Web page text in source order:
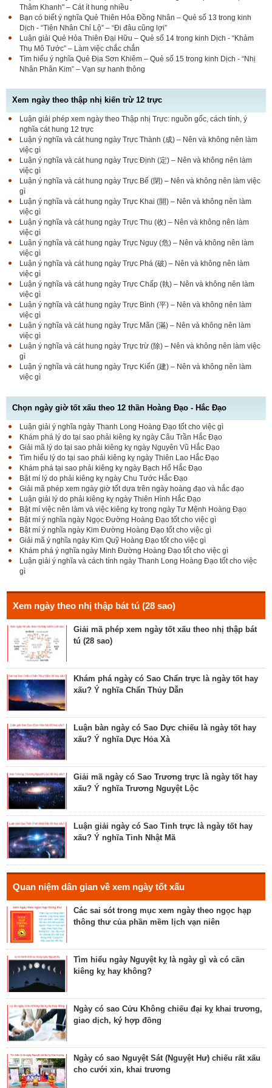
Thâm Khanh" – Cát ít hung nhiều
Bạn có biết ý nghĩa Quẻ Thiên Hỏa Đồng Nhân – Quẻ số 13 trong kinh
Dịch - “Tiên Nhân Chỉ Lộ” – “Đi đâu cũng lợi”
Luận giải Quẻ Hỏa Thiên Đại Hữu – Quẻ số 14 trong kinh Dịch - “Khảm
Thụ Mô Tước” – Làm việc chắc chắn
Tìm hiểu ý nghĩa Quẻ Địa Sơn Khiêm – Quẻ số 15 trong kinh Dịch - “Nhị
Nhân Phân Kim” – Vạn sự hanh thông
Xem ngày theo thập nhị kiến trừ 12 trực
Luận giải phép xem ngày theo Thập nhị Trực: nguồn gốc, cách tính, ý
nghĩa cát hung 12 trực
Luận ý nghĩa và cát hung ngày Trực Thành (成) – Nên và không nên làm
việc gì
Luận ý nghĩa và cát hung ngày Trực Định (定) – Nên và không nên làm
việc gì
Luận ý nghĩa và cát hung ngày Trực Bế (閉) – Nên và không nên làm việc
gì
Luận ý nghĩa và cát hung ngày Trực Khai (開) – Nên và không nên làm
việc gì
Luận ý nghĩa và cát hung ngày Trực Thu (收) – Nên và không nên làm
việc gì
Luận ý nghĩa và cát hung ngày Trực Nguy (危) – Nên và không nên làm
việc gì
Luận ý nghĩa và cát hung ngày Trực Phá (破) – Nên và không nên làm
việc gì
Luận ý nghĩa và cát hung ngày Trực Chấp (執) – Nên và không nên làm
việc gì
Luận ý nghĩa và cát hung ngày Trực Bình (平) – Nên và không nên làm
việc gì
Luận ý nghĩa và cát hung ngày Trực Mãn (滿) – Nên và không nên làm
việc gì
Luận ý nghĩa và cát hung ngày Trực trừ (除) – Nên và không nên làm việc
gì
Luận ý nghĩa và cát hung ngày Trực Kiến (建) – Nên và không nên làm
việc gì
Chọn ngày giờ tốt xấu theo 12 thần Hoàng Đạo - Hắc Đạo
Luận giải ý nghĩa ngày Thanh Long Hoàng Đạo tốt cho việc gì
Khám phá lý do tại sao phải kiêng kỵ ngày Câu Trần Hắc Đạo
Giải mã lý do tại sao phải kiêng kỵ ngày Nguyên Vũ Hắc Đạo
Tìm hiểu lý do tại sao phải kiêng kỵ ngày Thiên Lao Hắc Đạo
Khám phá tại sao phải kiêng kỵ ngày Bạch Hổ Hắc Đạo
Bật mí lý do phải kiêng kỵ ngày Chu Tước Hắc Đạo
Giải mã phép xem ngày giờ tốt dựa trên ngày hoàng đạo và hắc đạo
Luận giải lý do phải kiêng kỵ ngày Thiên Hình Hắc Đạo
Bật mí việc nên làm và việc kiêng kỵ trong ngày Tư Mệnh Hoàng Đạo
Bật mí ý nghĩa ngày Ngọc Đường Hoàng Đạo tốt cho việc gì
Bật mí ý nghĩa ngày Kim Đường Hoàng Đạo tốt cho việc gì
Giải mã ý nghĩa ngày Kim Quỹ Hoàng Đạo tốt cho việc gì
Khám phá ý nghĩa ngày Minh Đường Hoàng Đạo tốt cho việc gì
Luận giải ý nghĩa và cách tính ngày Thanh Long Hoàng Đạo tốt cho việc
gì
Xem ngày theo nhị thập bát tú (28 sao)
Luận bàn Sao Phòng tốt hay xấu – Tính chất và ý
nghĩa Phòng Nhật Thố
Bật mí Sao Đê tốt hay xấu – Tính chất và ý nghĩa
Đê Thổ Lạc
Giải mã Sao Cang tốt hay xấu – Tính chất và ý
nghĩa Cang Kim long
nghĩa Giác Mộc Giao
Giải mã phép xem ngày tốt xấu theo nhị thập bát
tú (28 sao)
Khám phá ngày có Sao Chẩn trực là ngày tốt hay
xấu? Ý nghĩa Chẩn Thủy Dẫn
Luận bàn ngày có Sao Dực chiếu là ngày tốt hay
xấu? Ý nghĩa Dực Hỏa Xà
Giải mã ngày có Sao Trương trực là ngày tốt hay
xấu? Ý nghĩa Trương Nguyệt Lộc
Luận giải ngày có Sao Tinh trực là ngày tốt hay
xấu? Ý nghĩa Tinh Nhật Mã
Hé lộ ngày có Sao Liễu trực là ngày tốt hay xấu? Ý
nghĩa Liễu Thổ Chương
Luận bàn ngày có Sao Quỷ chiếu là ngày tốt hay
Bật mí ngày có Sao Tỉnh chiếu là ngày tốt hay
Giải mã ngày có Sao Sâm chiếu là ngày tốt hay
Khám phá ngày có Sao Chủy là ngày tốt hay ngày
Quan niệm dân gian về xem ngày tốt xấu
hôn nhân, xuất hành, chữa bệnh
phúc, cầu tự, cầu thọ, cầu tài lộc
lễ cưới, khởi công, tu tạo nhà cửa
cho tế lễ, cầu phúc
cho xuất hành, giao dịch, cầu tài lộc
Các sai sót trong mục xem ngày theo ngọc hạp
thông thư của phần mềm lịch vạn niên
Tìm hiểu ngày Nguyệt kỵ là ngày gì và có cần
kiêng kỵ hay không?
Ngày có sao Cửu Không chiếu đại kỵ khai trương,
giao dịch, ký hợp đồng
Ngày có sao Nguyệt Sát (Nguyệt Hư) chiếu rất xấu
cho cưới xin, khai trương